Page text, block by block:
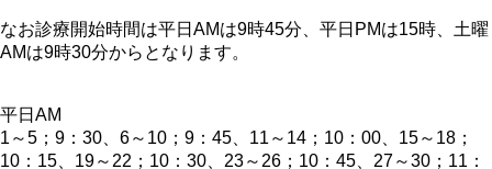
なお診療開始時間は平日AMは9時45分、平日PMは15時、土曜
AMは9時30分からとなります。
平日AM
1～5；9：30、6～10；9：45、11～14；10：00、15～18；
10：15、19～22；10：30、23～26；10：45、27～30；11：